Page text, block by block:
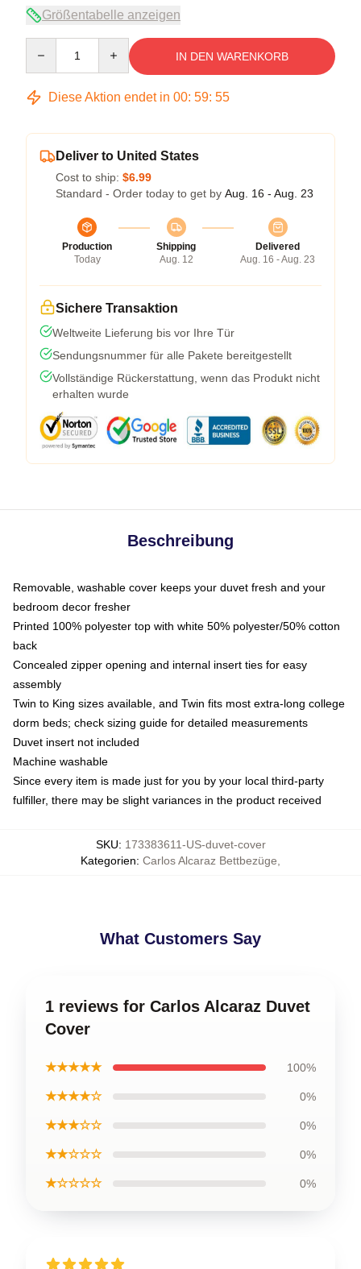
Größentabelle anzeigen
IN DEN WARENKORB
Diese Aktion endet in 00: 59: 54
Deliver to United States
Cost to ship: $6.99
Standard - Order today to get by Aug. 16 - Aug. 23
Production
Today
Shipping
Aug. 12
Delivered
Aug. 16 - Aug. 23
Sichere Transaktion
Weltweite Lieferung bis vor Ihre Tür
Sendungsnummer für alle Pakete bereitgestellt
Vollständige Rückerstattung, wenn das Produkt nicht
erhalten wurde
Beschreibung
Removable, washable cover keeps your duvet fresh and your
bedroom decor fresher
Printed 100% polyester top with white 50% polyester/50% cotton
back
Concealed zipper opening and internal insert ties for easy
assembly
Twin to King sizes available, and Twin fits most extra-long college
dorm beds; check sizing guide for detailed measurements
Duvet insert not included
Machine washable
Since every item is made just for you by your local third-party
fulfiller, there may be slight variances in the product received
SKU: 173383611-US-duvet-cover
Kategorien: Carlos Alcaraz Bettbezüge
What Customers Say
1 reviews for Carlos Alcaraz Duvet
Cover
★★★★★ 100%
★★★★☆ 0%
★★★☆☆ 0%
★★☆☆☆ 0%
★☆☆☆☆ 0%